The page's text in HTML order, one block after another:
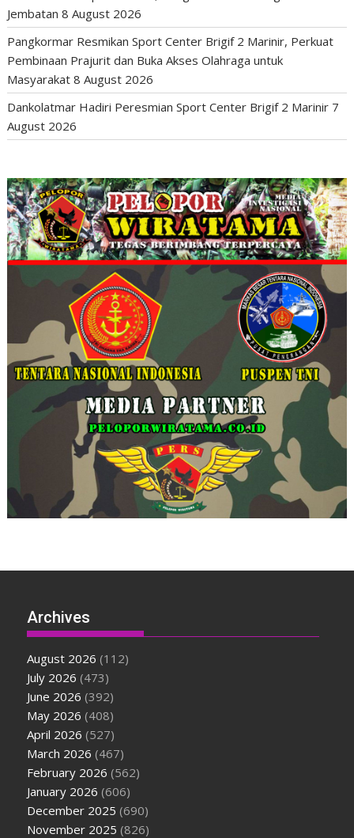
Jembatan 8 August 2026
Pangkormar Resmikan Sport Center Brigif 2 Marinir, Perkuat
Pembinaan Prajurit dan Buka Akses Olahraga untuk
Masyarakat 8 August 2026
Dankolatmar Hadiri Peresmian Sport Center Brigif 2 Marinir 7
August 2026
Archives
August 2026 (112)
July 2026 (473)
June 2026 (392)
May 2026 (408)
April 2026 (527)
March 2026 (467)
February 2026 (562)
January 2026 (606)
December 2025 (690)
November 2025 (826)